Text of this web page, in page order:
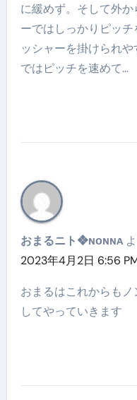
に緩めず。そして外
ーではしっかりピッ
ッシャーを掛けられ
ではピッチを速めて…
おまるニト❖ɴᴏɴɴᴀ
2023年4月2日 6:56
おまるはこれからも
してやっていきます